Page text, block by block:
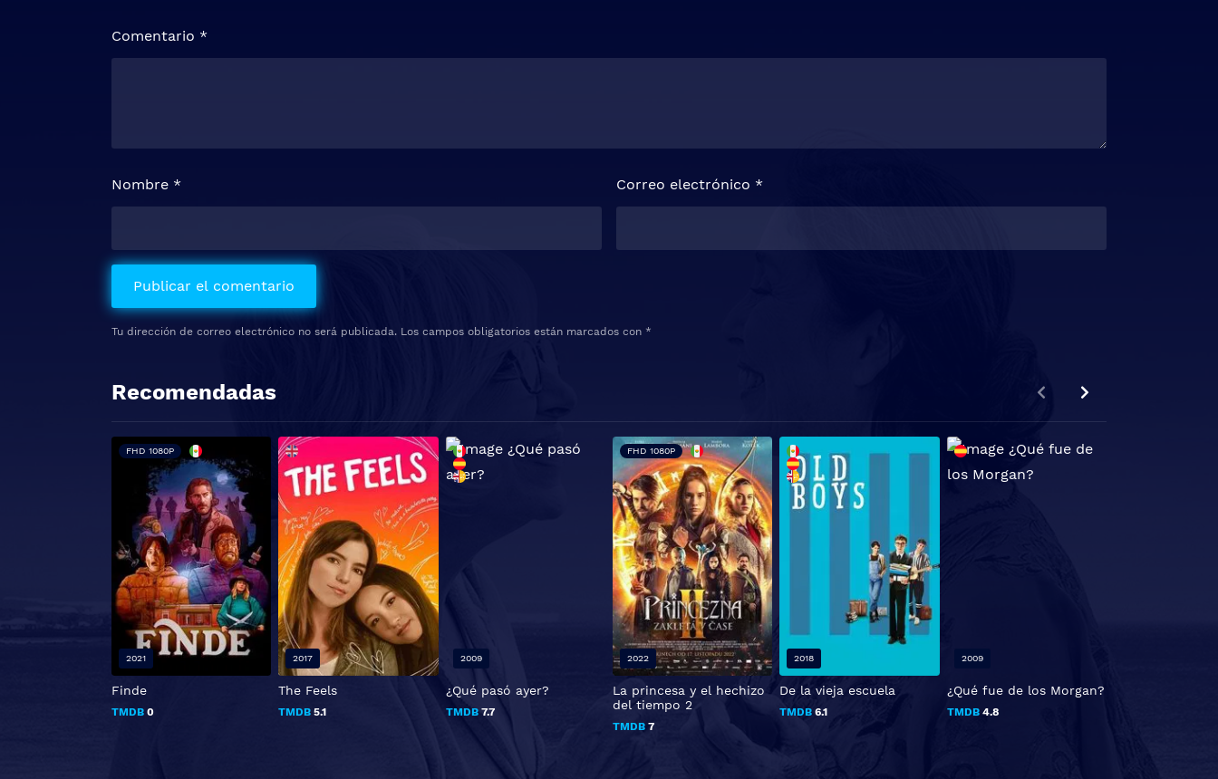
Tu dirección de correo electrónico no será publicada. Los campos obligatorios están marcados con *
Comentario *
Nombre * Correo electrónico *
Recomendadas
Finde
TMDB 0
FHD 1080P
2021
The Feels
TMDB 5.1
2017
¿Qué pasó ayer?
TMDB7.7
2009
La princesa y el hechizo
del tiempo 2
TMDB7
FHD 1080P
2022
De la vieja escuela
TMDB 6.1
2018
¿Qué fue de los Morgan?
TMDB4.8
2009